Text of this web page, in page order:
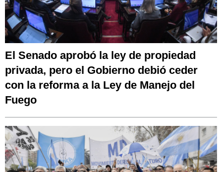
El Senado aprobó la ley de propiedad
privada, pero el Gobierno debió ceder
con la reforma a la Ley de Manejo del
Fuego